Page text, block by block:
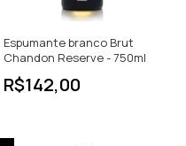
Espumante branco Brut
Chandon Reserve - 750ml
R$142,00